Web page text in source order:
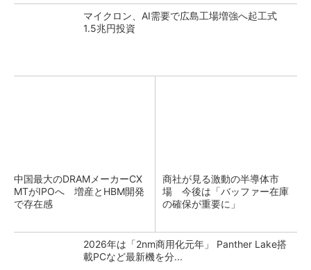
マイクロン、AI需要で広島工場増強へ起工式
1.5兆円投資
中国最大のDRAMメーカーCX
MTがIPOへ 増産とHBM開発
で存在感
商社が見る激動の半導体市
場 今後は「バッファー在庫
の確保が重要に」
2026年は「2nm商用化元年」 Panther Lake搭
載PCなど最新機を分...